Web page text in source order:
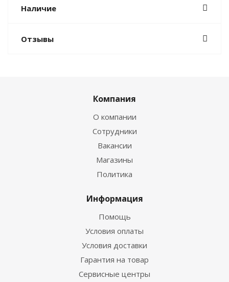
Наличие
Отзывы
Компания
О компании
Сотрудники
Вакансии
Магазины
Политика
Информация
Помощь
Условия оплаты
Условия доставки
Гарантия на товар
Сервисные центры